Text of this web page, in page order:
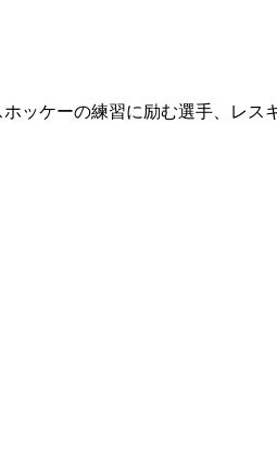
ッケーの練習に励む選手、レス